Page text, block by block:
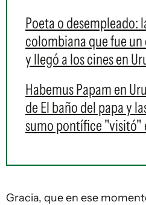
Poeta o desempleado:
colombiana que fue
y llegó a los cines en
Habemus Papam en
de El baño del papa y
sumo pontífice "visitó"
Gracia, que en ese